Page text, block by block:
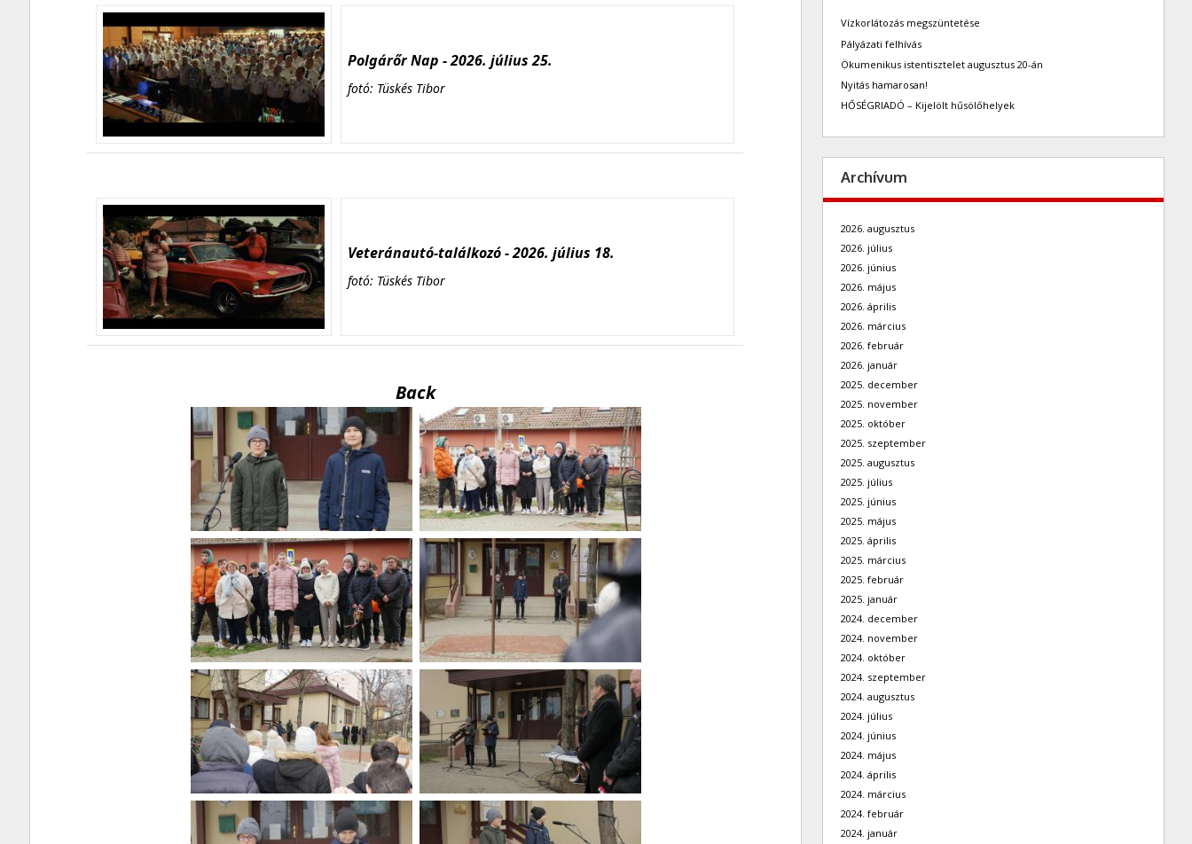
Polgárőr Nap - 2026. július 25.
fotó: Tüskés Tibor
Veteránautó-találkozó - 2026. július 18.
fotó: Tüskés Tibor
Back
Vízkorlátozás megszüntetése
Pályázati felhívás
Ökumenikus istentisztelet augusztus 20-án
Nyitás hamarosan!
HŐSÉGRIADÓ – Kijelölt hűsölőhelyek
Archívum
2026. augusztus
2026. július
2026. június
2026. május
2026. április
2026. március
2026. február
2026. január
2025. december
2025. november
2025. október
2025. szeptember
2025. augusztus
2025. július
2025. június
2025. május
2025. április
2025. március
2025. február
2025. január
2024. december
2024. november
2024. október
2024. szeptember
2024. augusztus
2024. július
2024. június
2024. május
2024. április
2024. március
2024. február
2024. január